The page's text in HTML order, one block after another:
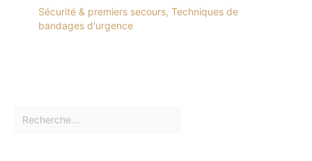
Sécurité & premiers secours, Techniques de
bandages d'urgence